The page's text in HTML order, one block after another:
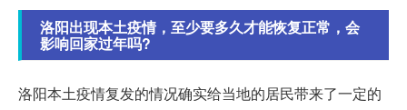
洛阳出现本土疫情，至少要多久才能恢复正常，会
影响回家过年吗?
洛阳本土疫情复发的情况确实给当地的居民带来了一定的